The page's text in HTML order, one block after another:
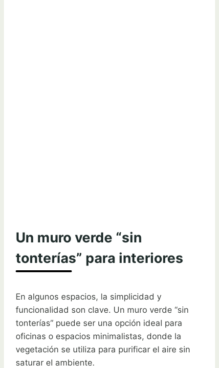
Un muro verde “sin
tonterías” para interiores
En algunos espacios, la simplicidad y
funcionalidad son clave. Un muro verde “sin
tonterías” puede ser una opción ideal para
oficinas o espacios minimalistas, donde la
vegetación se utiliza para purificar el aire sin
saturar el ambiente.